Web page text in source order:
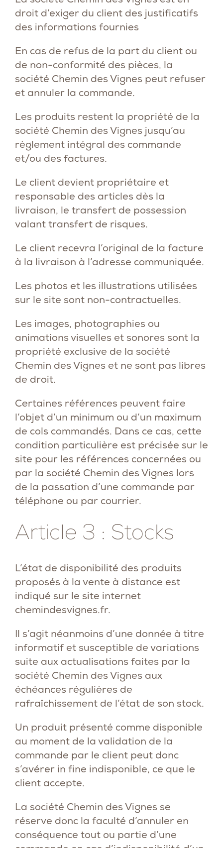
droit d’exiger du client des justificatifs
des informations fournies
En cas de refus de la part du client ou
de non-conformité des pièces, la
société Chemin des Vignes peut refuser
et annuler la commande.
Les produits restent la propriété de la
société Chemin des Vignes jusqu’au
règlement intégral des commande
et/ou des factures.
Le client devient propriétaire et
responsable des articles dès la
livraison, le transfert de possession
valant transfert de risques.
Le client recevra l’original de la facture
à la livraison à l’adresse communiquée.
Les photos et les illustrations utilisées
sur le site sont non-contractuelles.
Les images, photographies ou
animations visuelles et sonores sont la
propriété exclusive de la société
Chemin des Vignes et ne sont pas libres
de droit.
Certaines références peuvent faire
l’objet d’un minimum ou d’un maximum
de cols commandés. Dans ce cas, cette
condition particulière est précisée sur le
site pour les références concernées ou
par la société Chemin des Vignes lors
de la passation d’une commande par
téléphone ou par courrier.
Article 3 : Stocks
L’état de disponibilité des produits
proposés à la vente à distance est
indiqué sur le site internet
chemindesvignes.fr.
Il s’agit néanmoins d’une donnée à titre
informatif et susceptible de variations
suite aux actualisations faites par la
société Chemin des Vignes aux
échéances régulières de
rafraîchissement de l’état de son stock.
Un produit présenté comme disponible
au moment de la validation de la
commande par le client peut donc
s’avérer in fine indisponible, ce que le
client accepte.
La société Chemin des Vignes se
réserve donc la faculté d’annuler en
conséquence tout ou partie d’une